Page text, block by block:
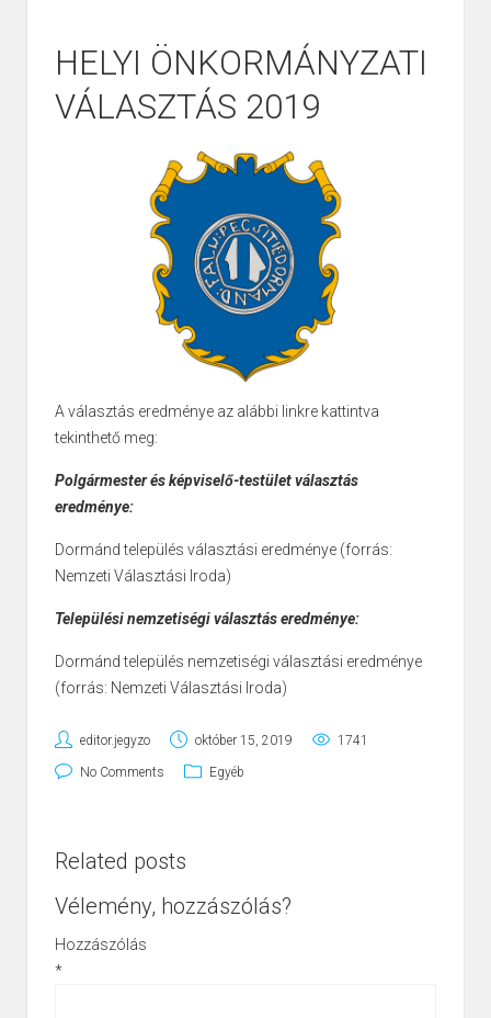
HELYI ÖNKORMÁNYZATI
VÁLASZTÁS 2019
A választás eredménye az alábbi linkre kattintva
tekinthető meg:
Polgármester és képviselő-testület választás
eredménye:
Dormánd település választási eredménye (forrás:
Nemzeti Választási Iroda)
Települési nemzetiségi választás eredménye:
Dormánd település nemzetiségi választási eredménye
(forrás: Nemzeti Választási Iroda)
editor.jegyzo október 15, 2019 1741
No Comments Egyéb
Related posts
Vélemény, hozzászólás?
Hozzászólás
*